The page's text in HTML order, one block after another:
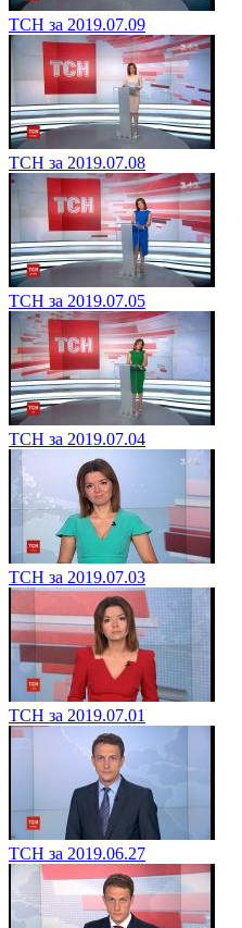
ТСН за 2019.07.09
ТСН за 2019.07.08
ТСН за 2019.07.05
ТСН за 2019.07.04
ТСН за 2019.07.03
ТСН за 2019.07.01
ТСН за 2019.06.27